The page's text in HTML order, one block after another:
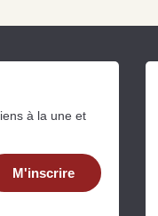
à la une et
M'inscrire